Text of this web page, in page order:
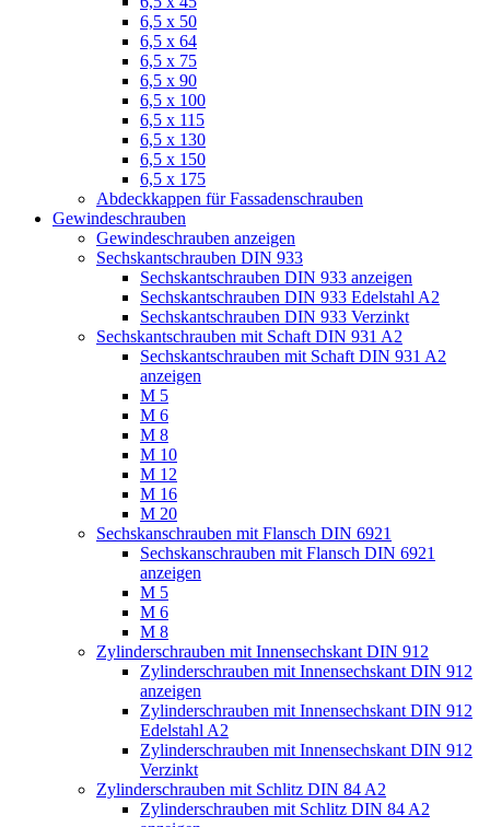
6,5 x 50
6,5 x 64
6,5 x 75
6,5 x 90
6,5 x 100
6,5 x 115
6,5 x 130
6,5 x 150
6,5 x 175
Abdeckkappen für Fassadenschrauben
Gewindeschrauben
Gewindeschrauben anzeigen
Sechskantschrauben DIN 933
Sechskantschrauben DIN 933 anzeigen
Sechskantschrauben DIN 933 Edelstahl A2
Sechskantschrauben DIN 933 Verzinkt
Sechskantschrauben mit Schaft DIN 931 A2
Sechskantschrauben mit Schaft DIN 931 A2
anzeigen
M 5
M 6
M 8
M 10
M 12
M 16
M 20
Sechskanschrauben mit Flansch DIN 6921
Sechskanschrauben mit Flansch DIN 6921
anzeigen
M 5
M 6
M 8
Zylinderschrauben mit Innensechskant DIN 912
Zylinderschrauben mit Innensechskant DIN 912
anzeigen
Zylinderschrauben mit Innensechskant DIN 912
Edelstahl A2
Zylinderschrauben mit Innensechskant DIN 912
Verzinkt
Zylinderschrauben mit Schlitz DIN 84 A2
Zylinderschrauben mit Schlitz DIN 84 A2